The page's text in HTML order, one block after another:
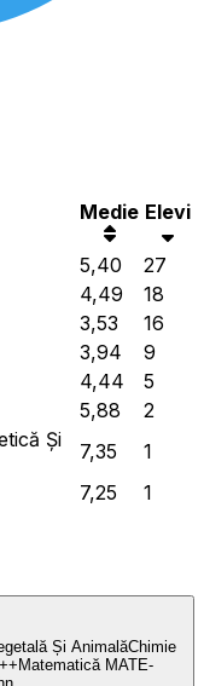
Medie Elevi
5,40
27
4,49
18
3,53
16
3,94
9
4,44
5
5,88
2
Și
7,35
1
7,25
1
Și AnimalăChimie
Matematică MATE-